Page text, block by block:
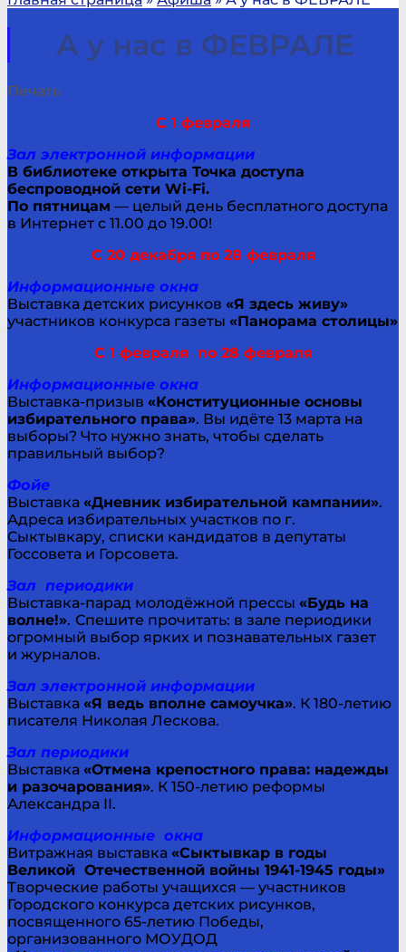
А у нас в ФЕВРАЛЕ
Печать
С 1 февраля
Зал электронной информации
В библиотеке открыта Точка доступа
беспроводной сети Wi-Fi.
По пятницам — целый день бесплатного доступа
в Интернет с 11.00 до 19.00!
С 20 декабря по 28 февраля
Информационные окна
Выставка детских рисунков «Я здесь живу»
участников конкурса газеты «Панорама столицы»
С 1 февраля по 28 февраля
Информационные окна
Выставка-призыв «Конституционные основы
избирательного права». Вы идёте 13 марта на
выборы? Что нужно знать, чтобы сделать
правильный выбор?
Фойе
Выставка «Дневник избирательной кампании».
Адреса избирательных участков по г.
Сыктывкару, списки кандидатов в депутаты
Госсовета и Горсовета.
Зал периодики
Выставка-парад молодёжной прессы «Будь на
волне!». Спешите прочитать: в зале периодики
огромный выбор ярких и познавательных газет
и журналов.
Зал электронной информации
Выставка «Я ведь вполне самоучка». К 180-летию
писателя Николая Лескова.
Зал периодики
Выставка «Отмена крепостного права: надежды
и разочарования». К 150-летию реформы
Александра II.
Информационные окна
Витражная выставка «Сыктывкар в годы
Великой Отечественной войны 1941-1945 годы»
Творческие работы учащихся — участников
Городского конкурса детских рисунков,
посвященного 65-летию Победы,
организованного МОУДОД